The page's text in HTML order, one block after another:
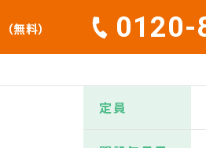
（無料） 0120-
定員